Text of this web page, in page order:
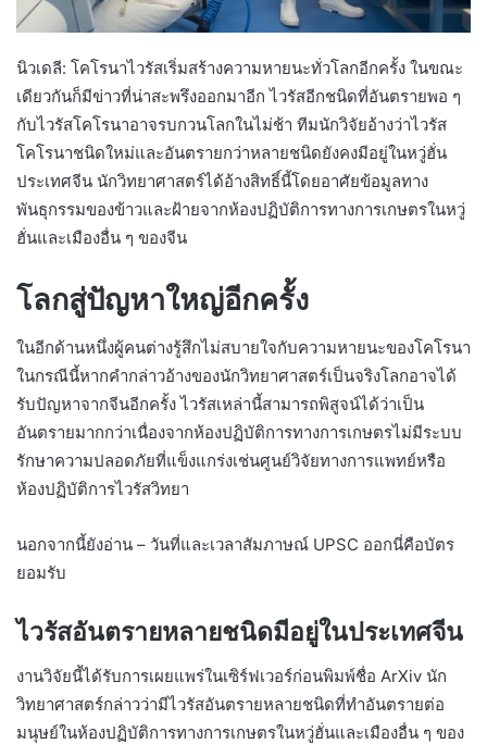
นิวเดลี: โคโรนาไวรัสเริ่มสร้างความหายนะทั่วโลกอีกครั้ง ในขณะ
เดียวกันก็มีข่าวที่น่าสะพรึงออกมาอีก ไวรัสอีกชนิดที่อันตรายพอ ๆ
กับไวรัสโคโรนาอาจรบกวนโลกในไม่ช้า ทีมนักวิจัยอ้างว่าไวรัส
โคโรนาชนิดใหม่และอันตรายกว่าหลายชนิดยังคงมีอยู่ในหวู่ฮั่น
ประเทศจีน นักวิทยาศาสตร์ได้อ้างสิทธิ์นี้โดยอาศัยข้อมูลทาง
พันธุกรรมของข้าวและฝ้ายจากห้องปฏิบัติการทางการเกษตรในหวู่
ฮั่นและเมืองอื่น ๆ ของจีน
โลกสู่ปัญหาใหญ่อีกครั้ง
ในอีกด้านหนึ่งผู้คนต่างรู้สึกไม่สบายใจกับความหายนะของโคโรนา
ในกรณีนี้หากคำกล่าวอ้างของนักวิทยาศาสตร์เป็นจริงโลกอาจได้
รับปัญหาจากจีนอีกครั้ง ไวรัสเหล่านี้สามารถพิสูจน์ได้ว่าเป็น
อันตรายมากกว่าเนื่องจากห้องปฏิบัติการทางการเกษตรไม่มีระบบ
รักษาความปลอดภัยที่แข็งแกร่งเช่นศูนย์วิจัยทางการแพทย์หรือ
ห้องปฏิบัติการไวรัสวิทยา
นอกจากนี้ยังอ่าน – วันที่และเวลาสัมภาษณ์ UPSC ออกนี่คือบัตร
ยอมรับ
ไวรัสอันตรายหลายชนิดมีอยู่ในประเทศจีน
งานวิจัยนี้ได้รับการเผยแพร่ในเซิร์ฟเวอร์ก่อนพิมพ์ชื่อ ArXiv นัก
วิทยาศาสตร์กล่าวว่ามีไวรัสอันตรายหลายชนิดที่ทำอันตรายต่อ
มนุษย์ในห้องปฏิบัติการทางการเกษตรในหวู่ฮั่นและเมืองอื่น ๆ ของ